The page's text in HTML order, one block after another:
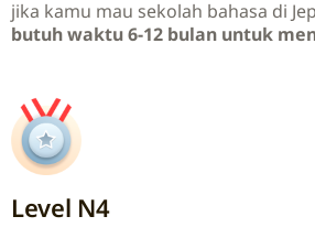
jika kamu mau sekolah bahasa di
butuh waktu6-12 bulan untuk
Level N4